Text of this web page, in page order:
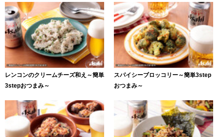
レンコンのクリームチーズ和え～簡単
3stepおつまみ～
スパイシーブロッコリー～簡単3step
おつまみ～